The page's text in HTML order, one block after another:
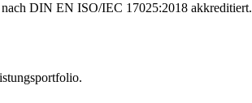
DIN EN ISO/IEC 17025:2018 akkreditiert.